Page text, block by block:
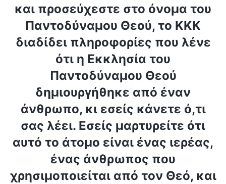
και προσεύχεστε στο όνομα του
Παντοδύναμου Θεού, το ΚΚΚ
διαδίδει πληροφορίες που λένε
ότι η Εκκλησία του
Παντοδύναμου Θεού
δημιουργήθηκε από έναν
άνθρωπο, κι εσείς κάνετε ό,τι
σας λέει. Εσείς μαρτυρείτε ότι
αυτό το άτομο είναι ένας ιερέας,
ένας άνθρωπος που
χρησιμοποιείται από τον Θεό, και